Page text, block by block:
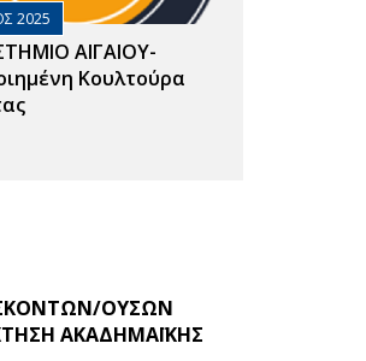
2025
ΑΙΓΑΙΟΥ-
Κουλτούρα
ΟΥΣΩΝ
ΑΚΑΔΗΜΑΪΚΗΣ